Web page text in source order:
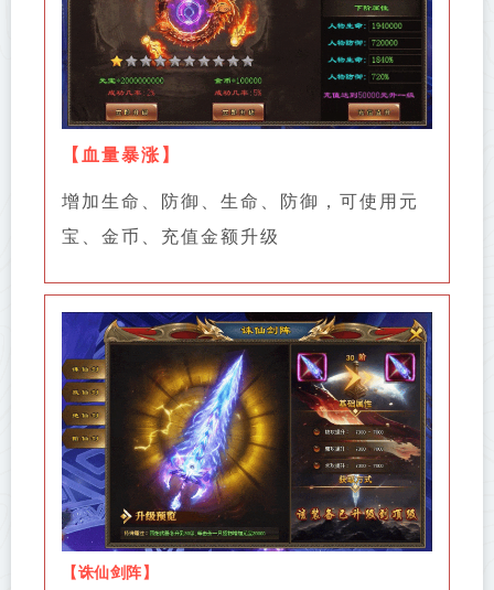
【 血量暴涨 】
增加生命、防御、生命、防御，可使用元
宝、金币、充值金额升级
【诛仙剑阵】